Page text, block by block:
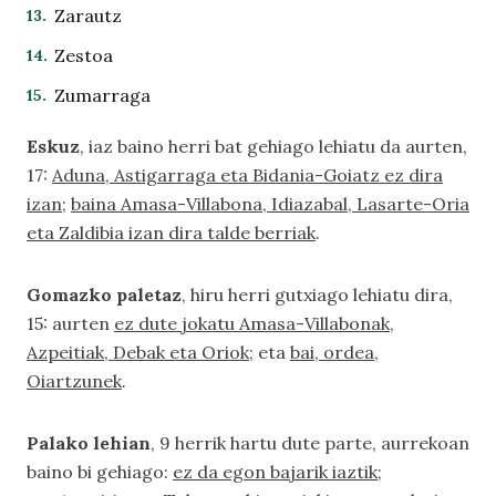
Zarautz
Zestoa
Zumarraga
Eskuz, iaz baino herri bat gehiago lehiatu da aurten,
17: Aduna, Astigarraga eta Bidania-Goiatz ez dira
izan; baina Amasa-Villabona, Idiazabal, Lasarte-Oria
eta Zaldibia izan dira talde berriak.
Gomazko paletaz, hiru herri gutxiago lehiatu dira,
15: aurten ez dute jokatu Amasa-Villabonak,
Azpeitiak, Debak eta Oriok; eta bai, ordea,
Oiartzunek.
Palako lehian, 9 herrik hartu dute parte, aurrekoan
baino bi gehiago: ez da egon bajarik iaztik;